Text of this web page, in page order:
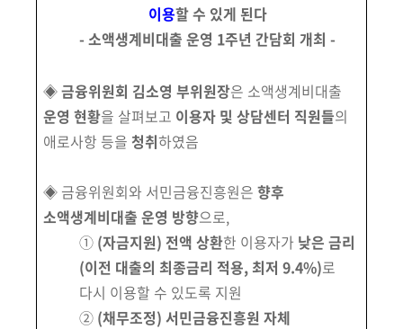
이용할 수 있게 된다
- 소액생계비대출 운영 1주년 간담회 개최 -
◈금융위원회 김소영 부위원장은 소액생계비대출
운영 현황을 살펴보고 이용자 및 상담센터 직원들의
애로사항 등을 청취하였음
◈ 금융위원회와 서민금융진흥원은 향후
소액생계비대출 운영 방향으로,
① (자금지원) 전액 상환한 이용자가 낮은 금리
(이전 대출의 최종금리 적용, 최저 9.4%)로
다시 이용할 수 있도록 지원
② (채무조정) 서민금융진흥원 자체